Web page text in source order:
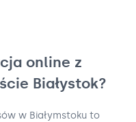
online z
Białystok?
w Białymstoku to